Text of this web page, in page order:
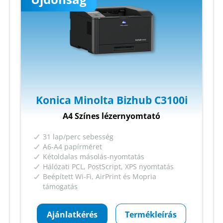
Konica Minolta Bizhub C3100i
A4 Színes lézernyomtató
31 lap/perc sebesség
A6-A4 papírméret
Kétoldalas másolás-nyomtatás
Hálózati PCL, PostScript, XPS nyomtatás
Beépített Wi-Fi, AirPrint és Mopria
támogatás
Ajánlatkérés Termékleírás